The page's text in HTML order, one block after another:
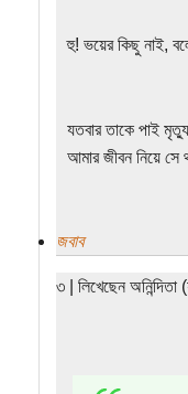
হু! ভয়ের কিছু নাই,
যতবার তাকে পাই
আমার জীবন নিয়ে সে
জবাব
৩ | লিখেছেন